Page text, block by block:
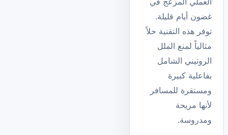
غضون أيام قليلة.
توفر هذه التقنية حلاً
مثالياً لمنع الملل
الروتيني الشامل
بفاعلية كبيرة
ومستقرة للمسافر
لأنها مريحة
ومدروسة.